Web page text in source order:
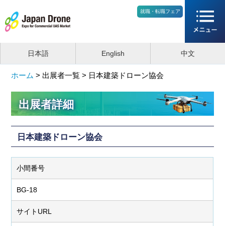
就職・転職フェア
日本語 English 中文
ホーム > 出展者一覧 > 日本建築ドローン協会
出展者詳細
日本建築ドローン協会
小間番号
BG-18
サイトURL